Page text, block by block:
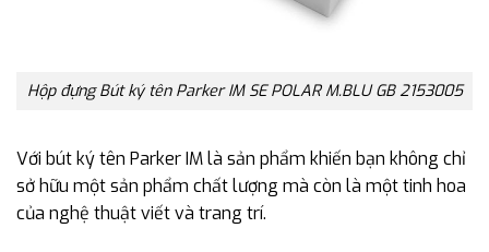
Hộp đựng Bút ký tên Parker IM SE POLAR M.BLU GB 2153005
Với bút ký tên Parker IM là sản phẩm khiến bạn không chỉ
sở hữu một sản phẩm chất lượng mà còn là một tinh hoa
của nghệ thuật viết và trang trí.